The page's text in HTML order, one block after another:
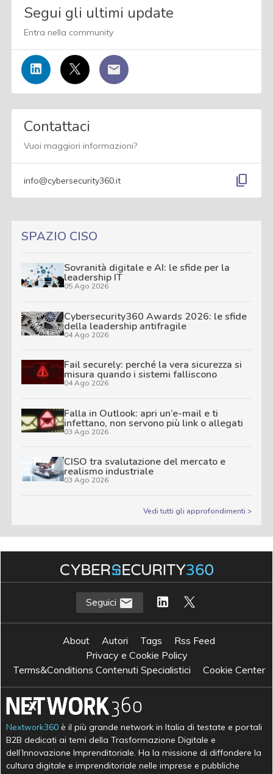
Segui gli ultimi update
Entra nella community
Contattaci
Vuoi maggiori informazioni?
info@cybersecurity360.it content_copy
SPAZIO CISO
Sovranità digitale e AI: le sfide per la
leadership IT
05 Ago 2026
Cybersecurity360 Awards 2026: le sfide
della leadership antifragile
04 Ago 2026
Fail securely: perché la vera sicurezza si
misura quando i sistemi falliscono
04 Ago 2026
Falla in Outlook: apri un’e-mail e ti
infettano, non servono più link o allegati
03 Ago 2026
CISO tra svalutazione del mercato e
realismo industriale
03 Ago 2026
Vedi tutti gli approfondimenti >
Seguici
About Autori Tags
Rss Feed
Privacy e Cookie Policy
Terms&Conditions Contenuti Specialistici
Cookie Center
Nextwork360 è il più grande network in Italia di testate e portali
B2B dedicati ai temi della Trasformazione Digitale e
dell’Innovazione Imprenditoriale. Ha la missione di diffondere la
cultura digitale e imprenditoriale nelle imprese e pubbliche